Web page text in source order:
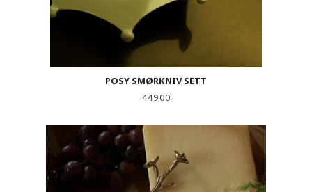
POSY SMØRKNIV SETT
Pris
449,00